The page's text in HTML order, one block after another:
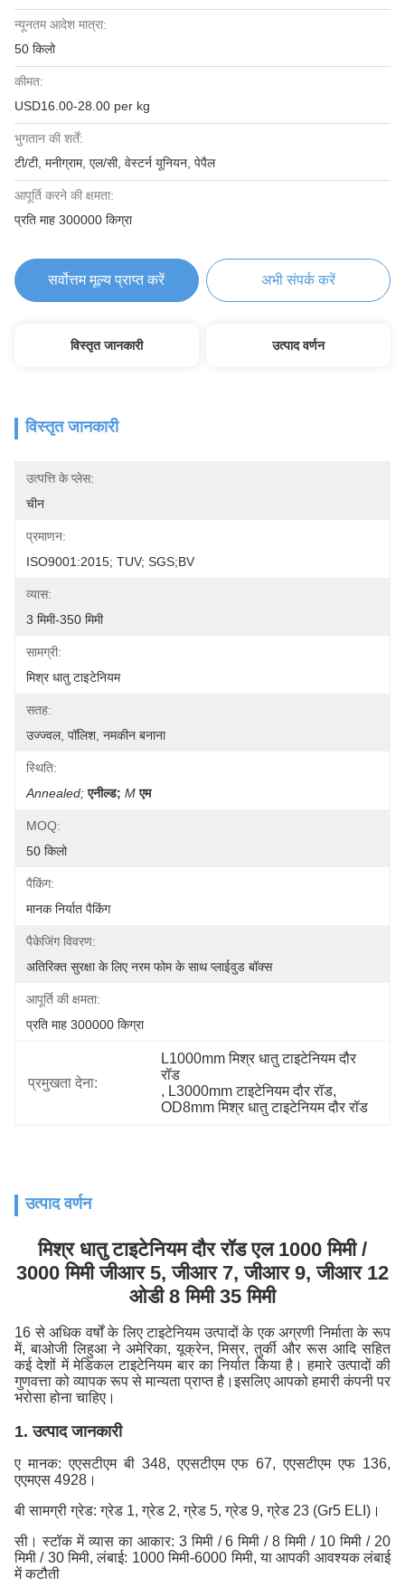
न्यूनतम आदेश मात्रा:
50 किलो
कीमत:
USD16.00-28.00 per kg
भुगतान की शर्तें:
टी/टी, मनीग्राम, एल/सी, वेस्टर्न यूनियन, पेपैल
आपूर्ति करने की क्षमता:
प्रति माह 300000 किग्रा
सर्वोत्तम मूल्य प्राप्त करें अभी संपर्क करें
विस्तृत जानकारी उत्पाद वर्णन
विस्तृत जानकारी
उत्पत्ति के प्लेस:
चीन
प्रमाणन:
ISO9001:2015; TUV; SGS;BV
व्यास:
3 मिमी-350 मिमी
सामग्री:
मिश्र धातु टाइटेनियम
सतह:
उज्ज्वल, पॉलिश, नमकीन बनाना
स्थि‍ति:
Annealed; एनील्ड; M एम
MOQ:
50 किलो
पैकिंग:
मानक निर्यात पैकिंग
पैकेजिंग विवरण:
अतिरिक्त सुरक्षा के लिए नरम फोम के साथ प्लाईवुड बॉक्स
आपूर्ति की क्षमता:
प्रति माह 300000 किग्रा
प्रमुखता देना:
L1000mm मिश्र धातु टाइटेनियम दौर
रॉड
, L3000mm टाइटेनियम दौर रॉड,
OD8mm मिश्र धातु टाइटेनियम दौर रॉड
उत्पाद वर्णन
मिश्र धातु टाइटेनियम दौर रॉड एल 1000 मिमी /
3000 मिमी जीआर 5, जीआर 7, जीआर 9, जीआर 12
ओडी 8 मिमी 35 मिमी
16 से अधिक वर्षों के लिए टाइटेनियम उत्पादों के एक अग्रणी निर्माता के रूप
में, बाओजी लिहुआ ने अमेरिका, यूक्रेन, मिस्र, तुर्की और रूस आदि सहित
कई देशों में मेडिकल टाइटेनियम बार का निर्यात किया है। हमारे उत्पादों की
गुणवत्ता को व्यापक रूप से मान्यता प्राप्त है।इसलिए आपको हमारी कंपनी पर
भरोसा होना चाहिए।
1. उत्पाद जानकारी
ए मानक: एएसटीएम बी 348, एएसटीएम एफ 67, एएसटीएम एफ 136,
एएमएस 4928।
बी सामग्री ग्रेड: ग्रेड 1, ग्रेड 2, ग्रेड 5, ग्रेड 9, ग्रेड 23 (Gr5 ELI)।
सी। स्टॉक में व्यास का आकार: 3 मिमी / 6 मिमी / 8 मिमी / 10 मिमी / 20
मिमी / 30 मिमी, लंबाई: 1000 मिमी-6000 मिमी, या आपकी आवश्यक लंबाई
में कटौती